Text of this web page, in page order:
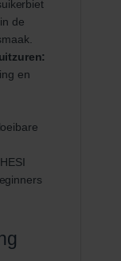
de
en